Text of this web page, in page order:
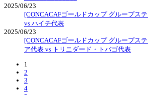
2025/06/23
[CONCACAFゴールドカップ グループス
vs ハイチ代表
2025/06/23
[CONCACAFゴールドカップ グループス
ア代表 vs トリニダード・トバゴ代表
1
2
3
4